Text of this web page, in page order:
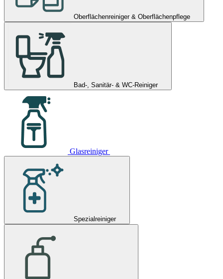
Oberflächenreiniger & Oberflächenpflege
Bad-, Sanitär- & WC-Reiniger
Glasreiniger
Spezialreiniger